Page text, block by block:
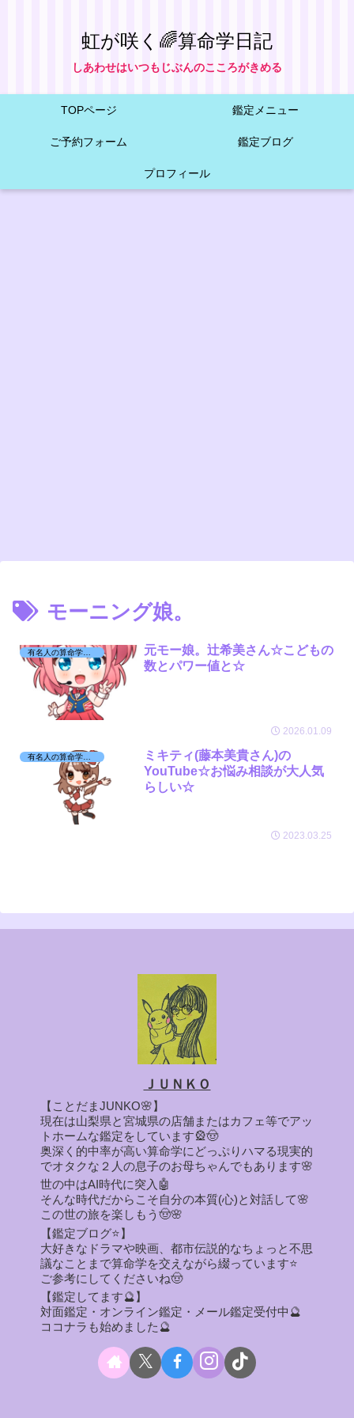
虹が咲く🌈算命学日記
しあわせはいつもじぶんのこころがきめる
TOPページ 鑑定メニュー
ご予約フォーム 鑑定ブログ
プロフィール
モーニング娘。
有名人の算命学日記☆
元モー娘。辻希美さん☆こどもの
数とパワー値と☆
2026.01.09
有名人の算命学日記☆
ミキティ(藤本美貴さん)の
YouTube☆お悩み相談が大人気
らしい☆
2023.03.25
ＪＵＮＫＯ
【ことだまJUNKO🌸】
現在は山梨県と宮城県の店舗またはカフェ等でアッ
トホームな鑑定をしています🎡🤠
奥深く的中率が高い算命学にどっぷりハマる現実的
でオタクな２人の息子のお母ちゃんでもあります🌸
世の中はAI時代に突入🤖
そんな時代だからこそ自分の本質(心)と対話して🌸
この世の旅を楽しもう🤠🌸
【鑑定ブログ⭐】
大好きなドラマや映画、都市伝説的なちょっと不思
議なことまで算命学を交えながら綴っています⭐
ご参考にしてくださいね🤠
【鑑定してます🔮】
対面鑑定・オンライン鑑定・メール鑑定受付中🔮
ココナラも始めました🔮